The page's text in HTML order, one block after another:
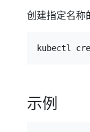
创建指定名称
示例